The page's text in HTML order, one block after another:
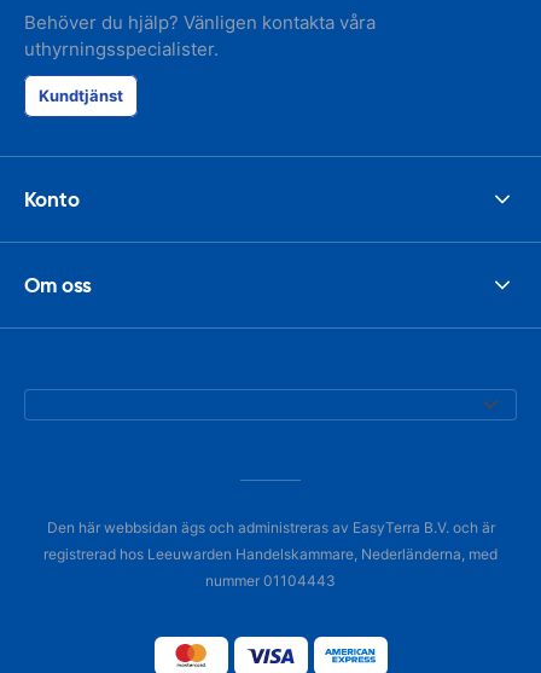
Behöver du hjälp? Vänligen kontakta våra
uthyrningsspecialister.
Kundtjänst
Konto
Om oss
Den här webbsidan ägs och administreras av EasyTerra B.V. och är
registrerad hos Leeuwarden Handelskammare, Nederländerna, med
nummer 01104443